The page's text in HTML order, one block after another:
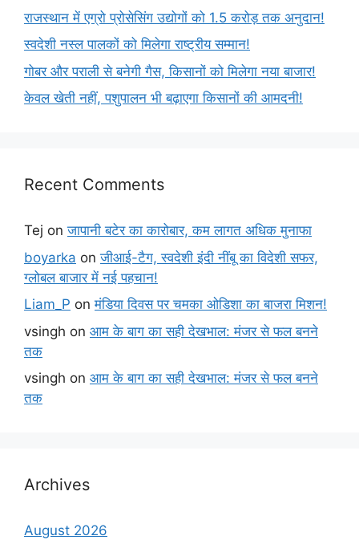
राजस्थान में एग्रो प्रोसेसिंग उद्योगों को 1.5 करोड़ तक अनुदान!
स्वदेशी नस्ल पालकों को मिलेगा राष्ट्रीय सम्मान!
गोबर और पराली से बनेगी गैस, किसानों को मिलेगा नया बाजार!
केवल खेती नहीं, पशुपालन भी बढ़ाएगा किसानों की आमदनी!
Recent Comments
Tej onजापानी बटेर का कारोबार, कम लागत अधिक मुनाफा
boyarka onजीआई-टैग, स्वदेशी इंदी नींबू का विदेशी सफर,
ग्लोबल बाजार में नई पहचान!
Liam_P onमंडिया दिवस पर चमका ओडिशा का बाजरा मिशन!
vsingh on आम के बाग का सही देखभाल: मंजर से फल बनने
तक
vsingh on आम के बाग का सही देखभाल: मंजर से फल बनने
तक
Archives
August 2026